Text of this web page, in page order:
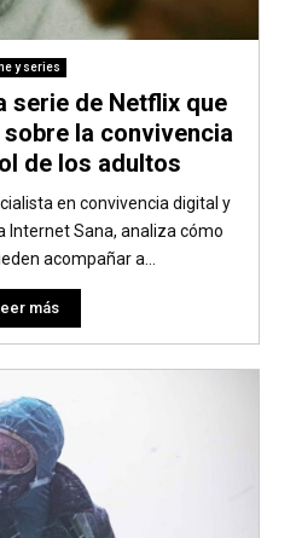
y series
serie de Netflix que
la convivencia
de los adultos
en convivencia digital y
Internet Sana, analiza cómo
acompañar a...
más